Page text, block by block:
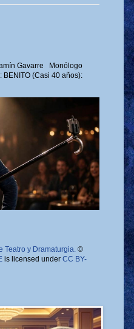
Gavarre Monólogo
(Casi 40 años):
Teatro y Dramaturgia. ©
is licensed under CC BY-